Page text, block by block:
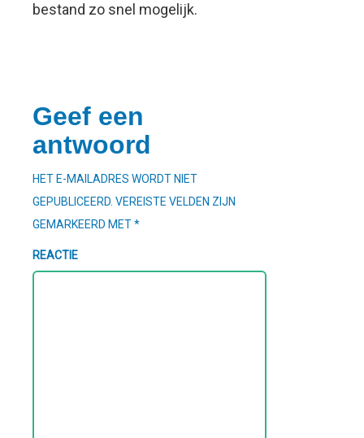
bestand zo snel mogelijk.
Geef een
antwoord
HET E-MAILADRES WORDT NIET
GEPUBLICEERD. VEREISTE VELDEN ZIJN
GEMARKEERD MET*
REACTIE